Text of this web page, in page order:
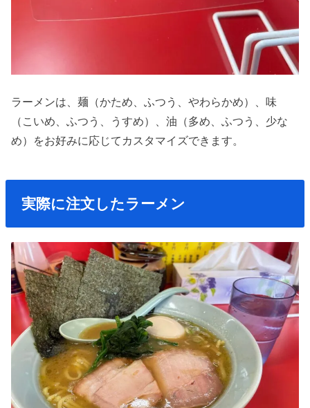
ラーメンは、麺（かため、ふつう、やわらかめ）、味
（こいめ、ふつう、うすめ）、油（多め、ふつう、少な
め）をお好みに応じてカスタマイズできます。
実際に注文したラーメン